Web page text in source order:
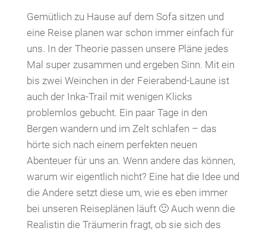
Gemütlich zu Hause auf dem Sofa sitzen und
eine Reise planen war schon immer einfach für
uns. In der Theorie passen unsere Pläne jedes
Mal super zusammen und ergeben Sinn. Mit ein
bis zwei Weinchen in der Feierabend-Laune ist
auch der Inka-Trail mit wenigen Klicks
problemlos gebucht. Ein paar Tage in den
Bergen wandern und im Zelt schlafen – das
hörte sich nach einem perfekten neuen
Abenteuer für uns an. Wenn andere das können,
warum wir eigentlich nicht? Eine hat die Idee und
die Andere setzt diese um, wie es eben immer
bei unseren Reiseplänen läuft 🙂 Auch wenn die
Realistin die Träumerin fragt, ob sie sich des